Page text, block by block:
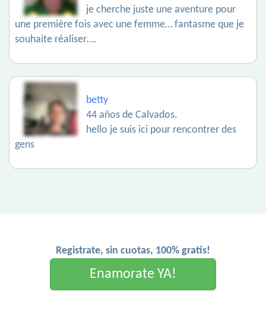
je cherche juste une aventure pour
une première fois avec une femme… fantasme que je
souhaite réaliser….
betty
44 años de Calvados.
hello je suis ici pour rencontrer des
gens
Registrate, sin cuotas, 100% gratis!
Enamorate YA!